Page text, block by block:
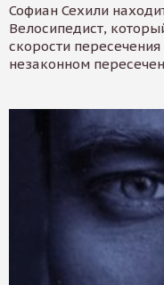
Софиан Сехили
Велосипедист,
скорости
незаконном